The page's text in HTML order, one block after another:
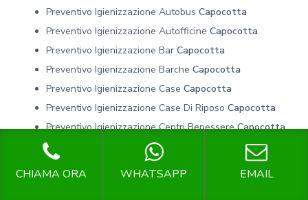
Preventivo Igienizzazione Autobus Capocotta
Preventivo Igienizzazione Autofficine Capocotta
Preventivo Igienizzazione Bar Capocotta
Preventivo Igienizzazione Barche Capocotta
Preventivo Igienizzazione Case Capocotta
Preventivo Igienizzazione Case Di Riposo Capocotta
Preventivo Igienizzazione Centri BenessereCapocotta
Preventivo Igienizzazione Centri Commerciali
CHIAMA ORA WHATSAPP EMAIL